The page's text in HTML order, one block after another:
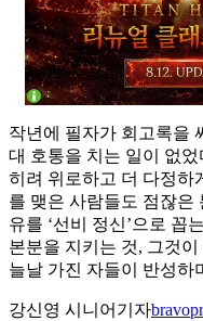
작년에 필자가 회고록을
대 호통을 치는 일이 없
히려 위로하고 더 다정하
를 맺은 사람들도 점잖은
유를 ‘선비 정신’으로 꼽
본분을 지키는 것, 그것
늘날 가진 자들이 반성하
강신영 시니어기자